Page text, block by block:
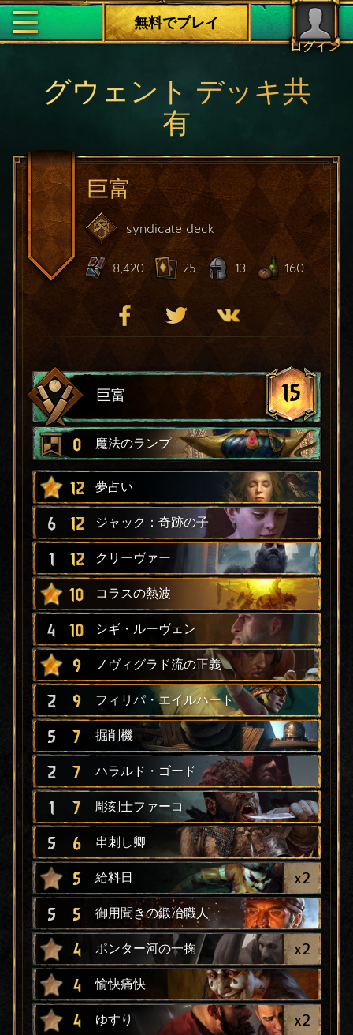
ログイン
無料でプレイ
グウェント デッキ共
有
巨富
syndicate deck
8,420 25 13 160
巨富 15
0 魔法のランプ
12 夢占い
6 12 ジャック：奇跡の子
1 12 クリーヴァー
10 コラスの熱波
4 10 シギ・ルーヴェン
9 ノヴィグラド流の正義
2 9 フィリパ・エイルハート
5 7 掘削機
2 7 ハラルド・ゴード
1 7 彫刻士ファーコ
5 6 串刺し卿
5 給料日 x2
5 5 御用聞きの鍛冶職人
4 ポンター河の一掬 x2
4 愉快痛快
4 ゆすり x2